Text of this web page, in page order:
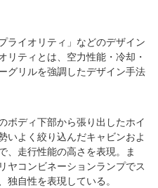
ライオリティ」などのデザイン
リティとは、空力性能・冷却・
グリルを強調したデザイン手法
ボディ下部から張り出したホイ
いよく絞り込んだキャビンおよ
、走行性能の高さを表現。ま
ヤコンビネーションランプでス
独自性を表現している。